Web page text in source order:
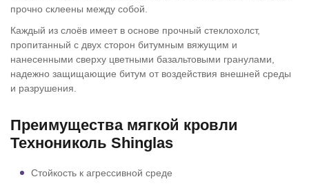
прочно склеены между собой.
Каждый из слоёв имеет в основе прочный стеклохолст,
пропитанный с двух сторон битумным вяжущим и
нанесенными сверху цветными базальтовыми гранулами,
надежно защищающие битум от воздействия внешней среды
и разрушения.
Преимущества мягкой кровли
Технониколь Shinglas
Стойкость к агрессивной среде